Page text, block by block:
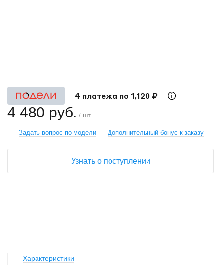
Характеристики
4 платежа по 1,120 ₽
4 480 руб. / шт
Задать вопрос по модели Дополнительный бонус к заказу
Узнать о поступлении